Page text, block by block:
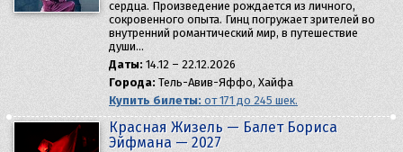
сердца. Произведение рождается из личного,
сокровенного опыта. Гинц погружает зрителей во
внутренний романтический мир, в путешествие
души…
Даты: 14.12 – 22.12.2026
Города: Тель-Авив-Яффо, Хайфа
Купить билеты: от 171 до 245 шек.
Красная Жизель — Балет Бориса
Эйфмана — 2027